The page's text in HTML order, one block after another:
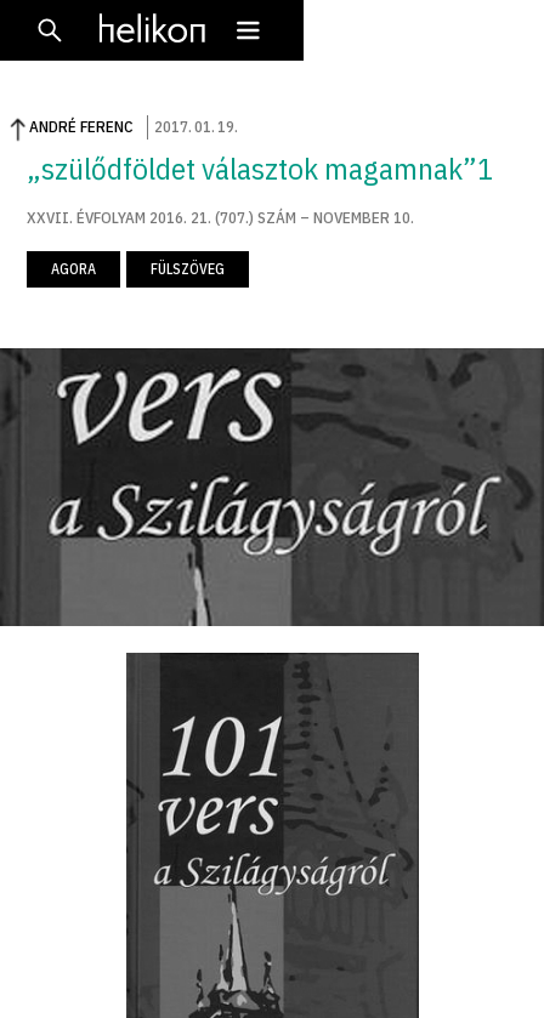
ANDRÉ FERENC 2017.01. 19.
„szülődföldet választok magamnak”1
XXVII. ÉVFOLYAM 2016. 21. (707.) SZÁM – NOVEMBER 10.
AGORA FÜLSZÖVEG